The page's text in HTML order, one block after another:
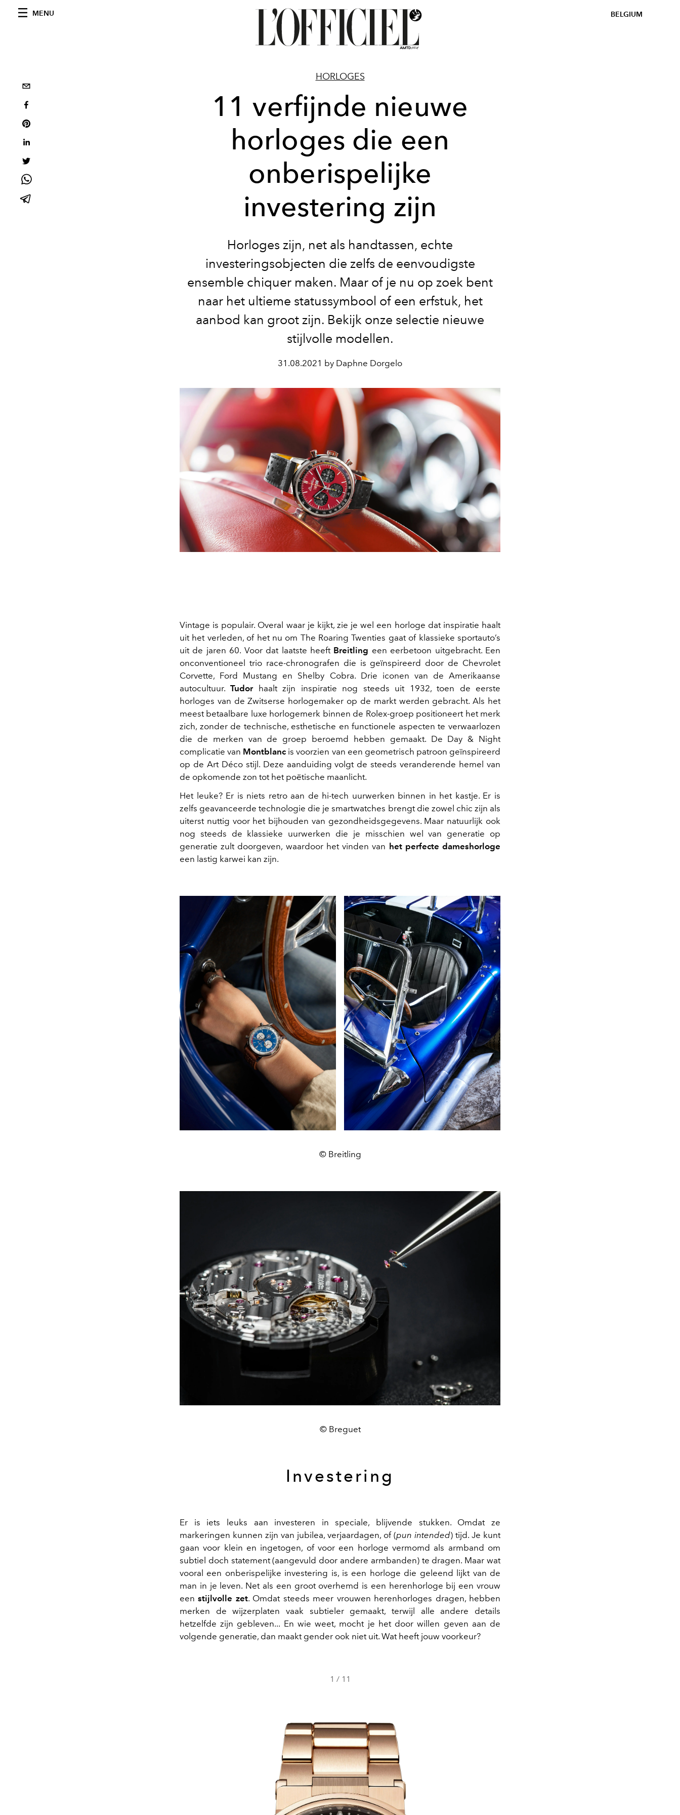
MENU BELGIUM
HORLOGES
11 verfijnde nieuwe
horloges die een
onberispelijke
investering zijn
Horloges zijn, net als handtassen, echte
investeringsobjecten die zelfs de eenvoudigste
ensemble chiquer maken. Maar of je nu op zoek bent
naar het ultieme statussymbool of een erfstuk, het
aanbod kan groot zijn. Bekijk onze selectie nieuwe
stijlvolle modellen.
31.08.2021 by Daphne Dorgelo
Vintage is populair. Overal waar je kijkt, zie je wel een horloge dat inspiratie haalt
uit het verleden, of het nu om The Roaring Twenties gaat of klassieke sportauto’s
uit de jaren 60. Voor dat laatste heeft Breitling een eerbetoon uitgebracht. Een
onconventioneel trio race-chronografen die is geïnspireerd door de Chevrolet
Corvette, Ford Mustang en Shelby Cobra. Drie iconen van de Amerikaanse
autocultuur.Tudorhaalt zijn inspiratie nog steeds uit 1932, toen de eerste
horloges van de Zwitserse horlogemaker op de markt werden gebracht. Als het
meest betaalbare luxe horlogemerk binnen de Rolex-groep positioneert het merk
zich, zonder de technische, esthetische en functionele aspecten te verwaarlozen
die de merken van de groep beroemd hebben gemaakt. De Day & Night
complicatie van Montblanc is voorzien van een geometrisch patroon geïnspireerd
op de Art Déco stijl. Deze aanduiding volgt de steeds veranderende hemel van
de opkomende zon tot het poëtische maanlicht.
Het leuke? Er is niets retro aan de hi-tech uurwerken binnen in het kastje. Er is
zelfs geavanceerde technologie die je smartwatches brengt die zowel chic zijn als
uiterst nuttig voor het bijhouden van gezondheidsgegevens. Maar natuurlijk ook
nog steeds de klassieke uurwerken die je misschien wel van generatie op
generatie zult doorgeven, waardoor het vinden van het perfecte dameshorloge
een lastig karwei kan zijn.
© Breitling
© Breguet
Investering
Er is iets leuks aan investeren in speciale, blijvende stukken. Omdat ze
markeringen kunnen zijn van jubilea, verjaardagen, of (pun intended) tijd. Je kunt
gaan voor klein en ingetogen, of voor een horloge vermomd als armband om
subtiel doch statement (aangevuld door andere armbanden) te dragen. Maar wat
vooral een onberispelijke investering is, is een horloge die geleend lijkt van de
man in je leven. Net als een groot overhemd is een herenhorloge bij een vrouw
eenstijlvolle zet. Omdat steeds meer vrouwen herenhorloges dragen, hebben
merken de wijzerplaten vaak subtieler gemaakt, terwijl alle andere details
hetzelfde zijn gebleven... En wie weet, mocht je het door willen geven aan de
volgende generatie, dan maakt gender ook niet uit. Wat heeft jouw voorkeur?
1 / 11